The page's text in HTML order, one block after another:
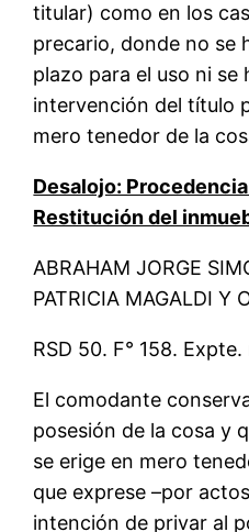
titular) como en los
precario, donde no se
plazo para el uso ni se
intervención del título
mero tenedor de la
Desalojo:
Restitución del
ABRAHAM JORGE
PATRICIA MAGALDI Y
RSD 50. F° 158.
El comodante
posesión de la cosa y
se erige en mero
que exprese –por
intención de privar al